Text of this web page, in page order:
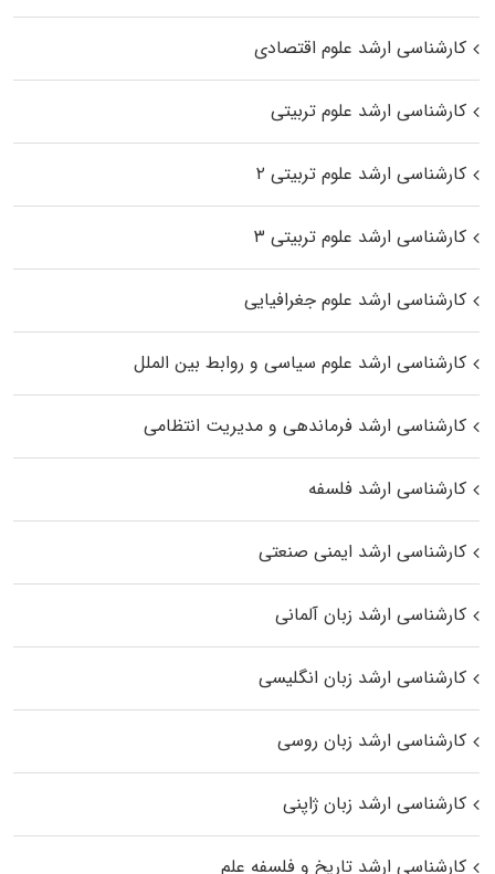
کارشناسی ارشد علوم اقتصادی
کارشناسی ارشد علوم تربیتی
کارشناسی ارشد علوم تربیتی ۲
کارشناسی ارشد علوم تربیتی ۳
کارشناسی ارشد علوم جغرافیایی
کارشناسی ارشد علوم سیاسی و روابط بین الملل
کارشناسی ارشد فرماندهی و مدیریت انتظامی
کارشناسی ارشد فلسفه
کارشناسی ارشد ایمنی صنعتی
کارشناسی ارشد زبان آلمانی
کارشناسی ارشد زبان انگلیسی
کارشناسی ارشد زبان روسی
کارشناسی ارشد زبان ژاپنی
کارشناسی ارشد تاریخ و فلسفه علم